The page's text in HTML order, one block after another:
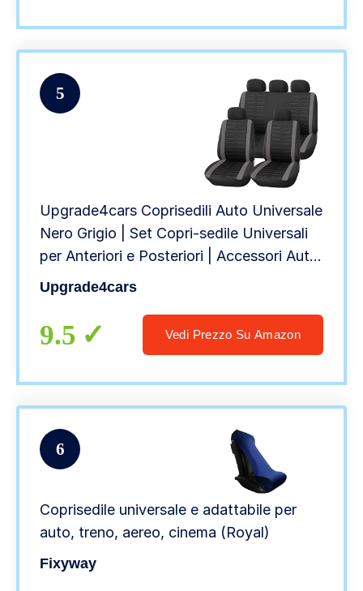
5
Upgrade4cars Coprisedili Auto Universale
Nero Grigio | Set Copri-sedile Universali
per Anteriori e Posteriori | Accessori Auto
Interno
Upgrade4cars
9.5 Vedi Prezzo Su Amazon
6
Coprisedile universale e adattabile per
auto, treno, aereo, cinema (Royal)
Fixyway